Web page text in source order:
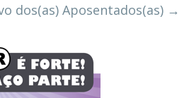
dos(as) Aposentados(as) →